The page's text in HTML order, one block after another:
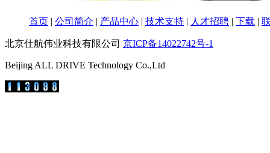
首页 | 公司简介 | 产品中心 | 技术支持 | 人才招聘 | 下载 |
北京仕航伟业科技有限公司 京ICP备14022742号-1
Beijing ALL DRIVE Technology Co.,Ltd